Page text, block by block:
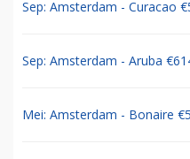
Sep: Amsterdam - Curacao
Sep: Amsterdam - Aruba
Mei: Amsterdam - Bonaire